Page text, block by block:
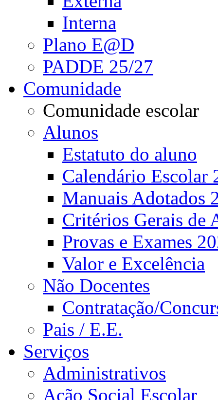
Interna
Plano E@D
PADDE 25/27
Comunidade
Comunidade escolar
Alunos
Estatuto do aluno
Calendário Escolar
Manuais Adotados
Critérios Gerais de
Provas e Exames
Valor e Excelência
Não Docentes
Contratação/
Pais / E.E.
Serviços
Administrativos
Ação Social Escolar